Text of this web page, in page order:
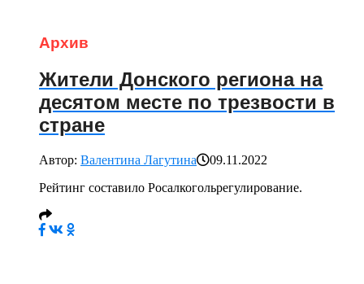
Архив
Жители Донского региона на
десятом месте по трезвости в
стране
Автор: Валентина Лагутина
09.11.2022
Рейтинг составило Росалкогольрегулирование.